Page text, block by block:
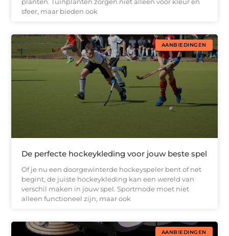
sfeer, maar bieden ook
AANBIEDINGEN
De perfecte hockeykleding voor jouw beste spel
Of je nu een doorgewinterde hockeyspeler bent of net
begint, de juiste hockeykleding kan een wereld van
verschil maken in jouw spel. Sportmode moet niet
alleen functioneel zijn, maar ook
AANBIEDINGEN